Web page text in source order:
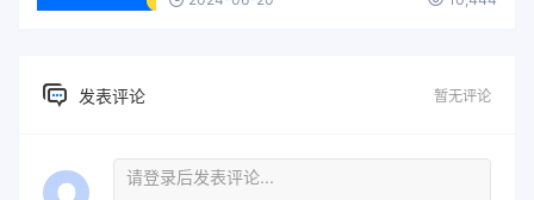
发表评论 暂无评论